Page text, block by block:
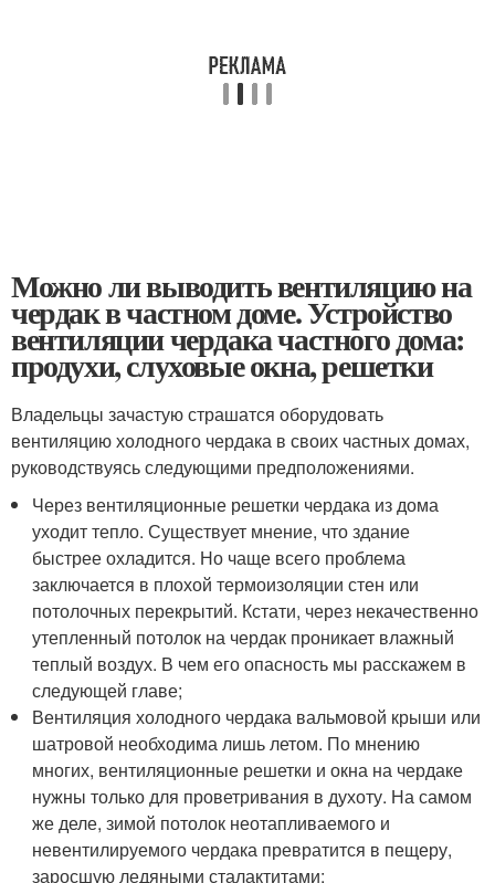
Можно ли выводить вентиляцию на
чердак в частном доме. Устройство
вентиляции чердака частного дома:
продухи, слуховые окна, решетки
Владельцы зачастую страшатся оборудовать
вентиляцию холодного чердака в своих частных домах,
руководствуясь следующими предположениями.
Через вентиляционные решетки чердака из дома
уходит тепло. Существует мнение, что здание
быстрее охладится. Но чаще всего проблема
заключается в плохой термоизоляции стен или
потолочных перекрытий. Кстати, через некачественно
утепленный потолок на чердак проникает влажный
теплый воздух. В чем его опасность мы расскажем в
следующей главе;
Вентиляция холодного чердака вальмовой крыши или
шатровой необходима лишь летом. По мнению
многих, вентиляционные решетки и окна на чердаке
нужны только для проветривания в духоту. На самом
же деле, зимой потолок неотапливаемого и
невентилируемого чердака превратится в пещеру,
заросшую ледяными сталактитами;